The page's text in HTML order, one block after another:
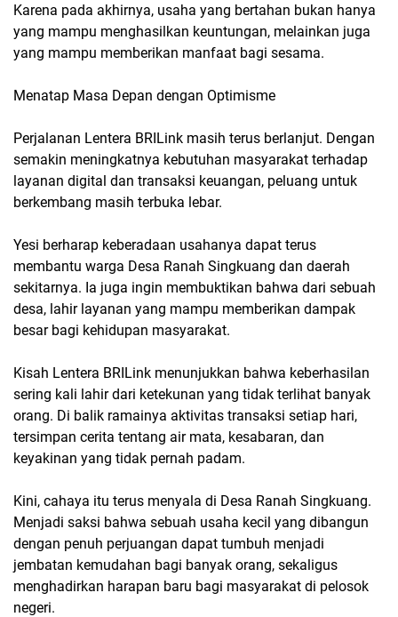
Karena pada akhirnya, usaha yang bertahan bukan hanya
yang mampu menghasilkan keuntungan, melainkan juga
yang mampu memberikan manfaat bagi sesama.
Menatap Masa Depan dengan Optimisme
Perjalanan Lentera BRILink masih terus berlanjut. Dengan
semakin meningkatnya kebutuhan masyarakat terhadap
layanan digital dan transaksi keuangan, peluang untuk
berkembang masih terbuka lebar.
Yesi berharap keberadaan usahanya dapat terus
membantu warga Desa Ranah Singkuang dan daerah
sekitarnya. Ia juga ingin membuktikan bahwa dari sebuah
desa, lahir layanan yang mampu memberikan dampak
besar bagi kehidupan masyarakat.
Kisah Lentera BRILink menunjukkan bahwa keberhasilan
sering kali lahir dari ketekunan yang tidak terlihat banyak
orang. Di balik ramainya aktivitas transaksi setiap hari,
tersimpan cerita tentang air mata, kesabaran, dan
keyakinan yang tidak pernah padam.
Kini, cahaya itu terus menyala di Desa Ranah Singkuang.
Menjadi saksi bahwa sebuah usaha kecil yang dibangun
dengan penuh perjuangan dapat tumbuh menjadi
jembatan kemudahan bagi banyak orang, sekaligus
menghadirkan harapan baru bagi masyarakat di pelosok
negeri.